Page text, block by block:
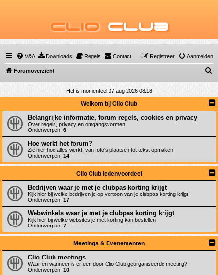
Clio Club
V&A Downloads Regels Contact Aanmelden
Registreer
Forumoverzicht
o
k
Het is momenteel 07 aug 2026 08:18
Welkom bij Clio Club
Belangrijke informatie, forum regels, cookies en privacy
Over regels, privacy en omgangsvormen
Onderwerpen: 6
Hoe werkt het forum?
Zie hier hoe alles werkt, van foto's plaatsen tot tekst opmaken
Onderwerpen: 14
Clio Club ledenvoordeel
Bedrijven waar je met je clubpas korting krijgt
Kijk hier bij welke bedrijven je op vertoon van je clubpas korting krijgt
Onderwerpen: 17
Webwinkels waar je met je clubpas korting krijgt
Kijk hier bij welke websites je met korting kan bestellen
Onderwerpen: 7
Meetings & Evenementen
Clio Club meetings
Waar en wanneer is er een door Clio Club georganiseerde meeting?
Onderwerpen: 10